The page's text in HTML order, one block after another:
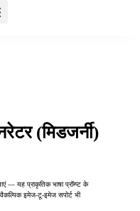
(मिडजर्नी)
— यह प्राकृतिक भाषा प्रॉम्प्ट के
इमेज-टू-इमेज सपोर्ट भी